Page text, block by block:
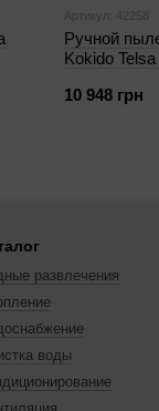
Артикул: 42258
Ручной
Kokido
10 948 грн
развлечения
воды